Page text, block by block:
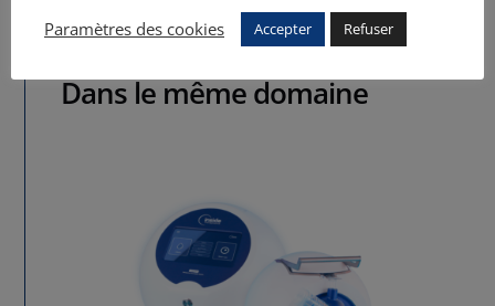
Dans le même domaine
Paramètres des cookies
Accepter Refuser